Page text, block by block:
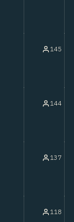
145
144
137
118